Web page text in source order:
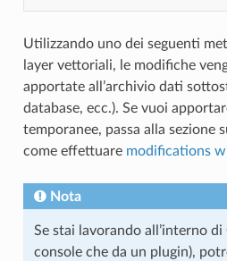
Utilizzando uno dei seguenti
layer vettoriali, le modifiche
apportate all’archivio dati
database, ecc.). Se vuoi
temporanee, passa alla sezione
come effettuare modifications
Nota
Se stai lavorando all’interno di
console che da un plugin),